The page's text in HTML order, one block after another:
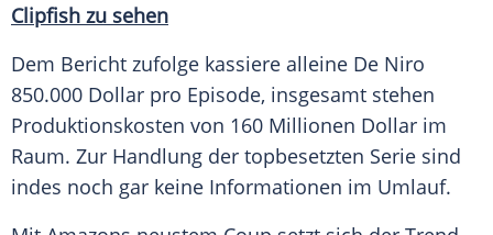
Clipfish zu sehen
Dem Bericht zufolge kassiere alleine De Niro
850.000 Dollar pro Episode, insgesamt stehen
Produktionskosten von 160 Millionen Dollar im
Raum. Zur Handlung der topbesetzten Serie sind
indes noch gar keine Informationen im Umlauf.